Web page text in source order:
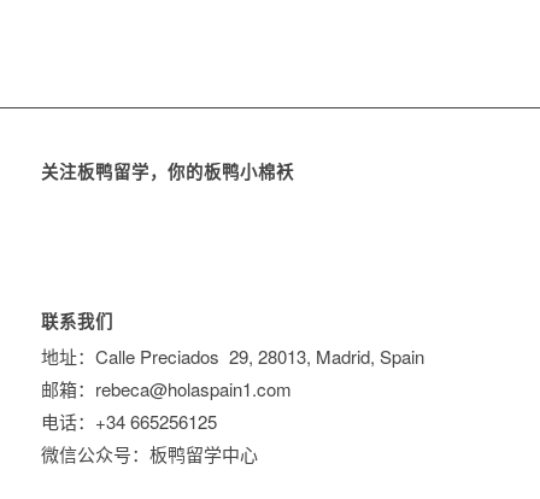
关注板鸭留学，你的板鸭小棉袄
联系我们
地址：Calle Preciados 29, 28013, Madrid, Spain
邮箱：rebeca@holaspain1.com
电话：+34 665256125
微信公众号：板鸭留学中心